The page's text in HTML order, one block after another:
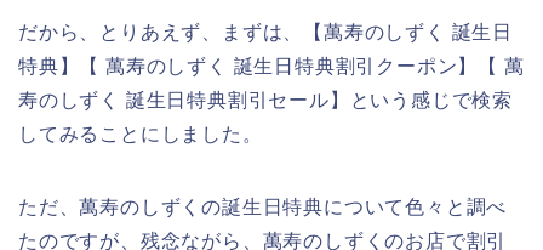
だから、とりあえず、まずは、【萬寿のしずく 誕生日
特典】【 萬寿のしずく 誕生日特典割引クーポン】【 萬
寿のしずく 誕生日特典割引セール】という感じで検索
してみることにしました。
ただ、萬寿のしずくの誕生日特典について色々と調べ
たのですが、残念ながら、萬寿のしずくのお店で割引